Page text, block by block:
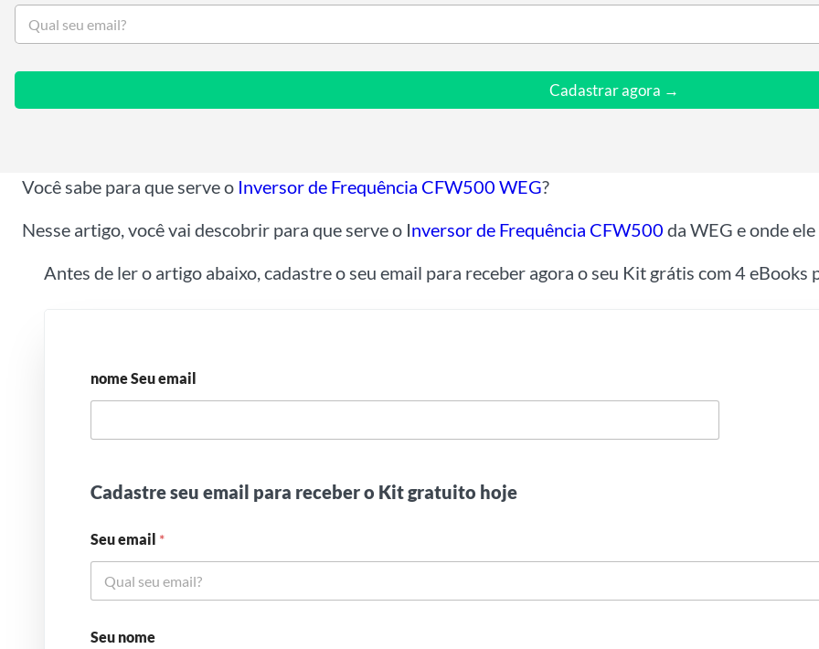
S
u
Cadastrar agora →
Você sabe para que serve o Inversor de Frequência CFW500 WEG?
Nesse artigo, você vai descobrir para que serve o Inversor de Frequência CFW500 da WEG e onde
Antes de ler o artigo abaixo, cadastre o seu email para receber agora o seu Kit grátis com 4 eBooks
nome Seu email
Cadastre seu email para receber o Kit gratuito hoje
Seu email *
Seu nome